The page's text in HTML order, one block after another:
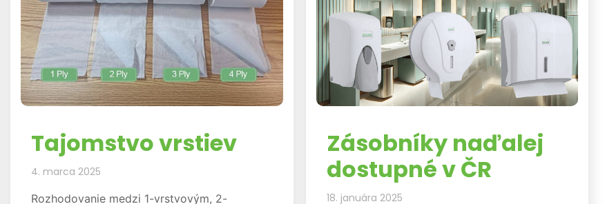
Tajomstvo vrstiev
4. marca 2025
Rozhodovanie medzi 1-vrstvovým, 2-
Zásobníky naďalej
dostupné v ČR
18. januára 2025